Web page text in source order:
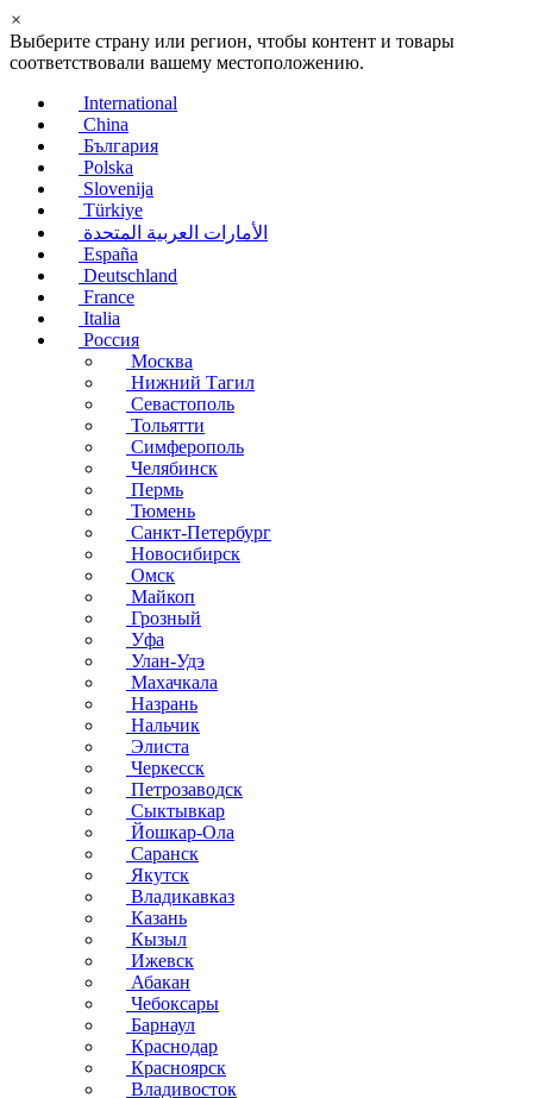
×
Выберите страну или регион, чтобы контент и товары
соответствовали вашему местоположению.
International
China
България
Polska
Slovenija
Türkiye
الأمارات العربية المتحدة
España
Deutschland
France
Italia
Россия
Москва
Нижний Тагил
Севастополь
Тольятти
Симферополь
Челябинск
Пермь
Тюмень
Санкт-Петербург
Новосибирск
Омск
Майкоп
Грозный
Уфа
Улан-Удэ
Махачкала
Назрань
Нальчик
Элиста
Черкесск
Петрозаводск
Сыктывкар
Йошкар-Ола
Саранск
Якутск
Владикавказ
Казань
Кызыл
Ижевск
Абакан
Чебоксары
Барнаул
Краснодар
Красноярск
Владивосток